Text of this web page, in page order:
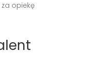
opiekę